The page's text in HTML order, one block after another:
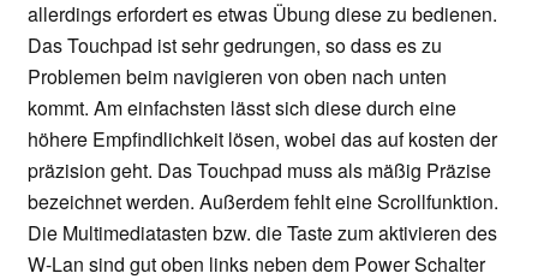
allerdings erfordert es etwas Übung diese zu bedienen.
Das Touchpad ist sehr gedrungen, so dass es zu
Problemen beim navigieren von oben nach unten
kommt. Am einfachsten lässt sich diese durch eine
höhere Empfindlichkeit lösen, wobei das auf kosten der
präzision geht. Das Touchpad muss als mäßig Präzise
bezeichnet werden. Außerdem fehlt eine Scrollfunktion.
Die Multimediatasten bzw. die Taste zum aktivieren des
W-Lan sind gut oben links neben dem Power Schalter